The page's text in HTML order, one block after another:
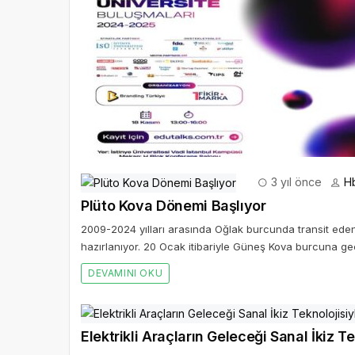
3 yıl önce
Plüto Kova Dönemi Başlıyor
2009-2024 yılları arasında Oğlak burcunda transit
hazırlanıyor. 20 Ocak itibariyle Güneş Kova burcuna
DEVAMINI OKU
Elektrikli Araçların Geleceği Sanal İkiz